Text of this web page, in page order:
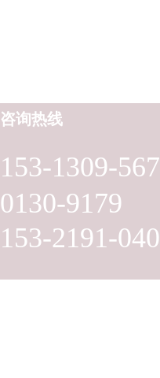
153-1309-
0130-9179
153-2191-
咨询热线